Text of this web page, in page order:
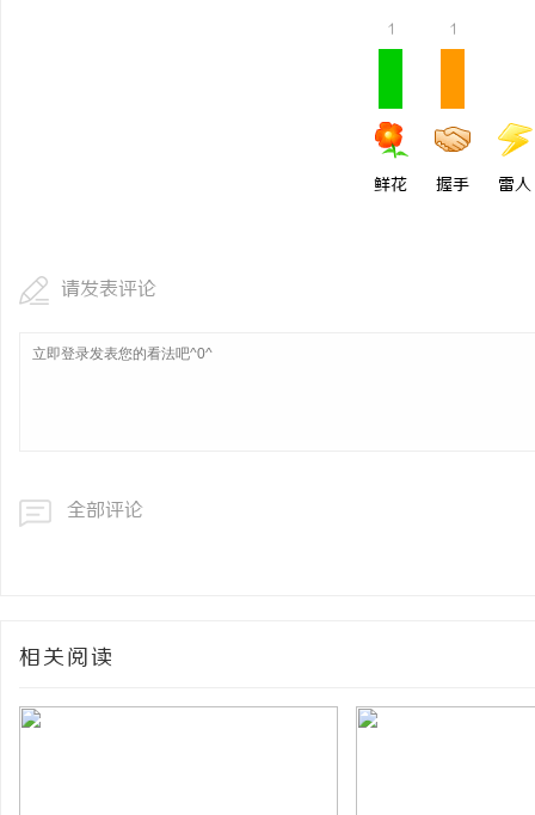
1
鲜花
1
握手 雷人
请发表评论
全部评论
相关阅读